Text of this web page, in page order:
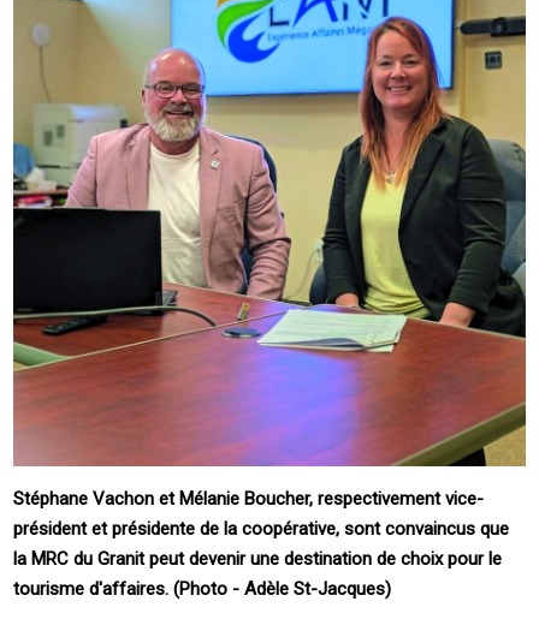
Stéphane Vachon et Mélanie Boucher, respectivement vice-
président et présidente de la coopérative, sont convaincus que
la MRC du Granit peut devenir une destination de choix pour le
tourisme d'affaires. (Photo - Adèle St-Jacques)